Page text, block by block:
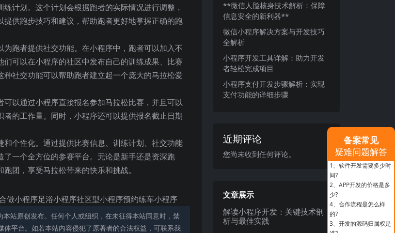
计划。这个计划会根据跑者的实际情况进行调整，
供跑步技巧和建议，帮助跑者更好地掌握正确的跑
跑者提供社交功能。在小程序中，跑者可以加入不
可以在小程序的社区中发布自己的训练成果、比赛
社交功能可以帮助跑者建立起一个庞大的马拉松爱
以通过小程序直接报名参加马拉松比赛，并且可以
的工作量。同时，小程序还可以提供报名截止日期
个性化。通过提供比赛信息、训练计划、社交功能
一个全方位的参赛平台。无论是新手还是资深跑
团，享受马拉松带来的快乐和挑战。
做小程序足浴小程序社区型小程序预约练车小程序
站原创发布。任何个人或组织，在未征得本站同意时，禁
平台。如若本站内容侵犯了原著者的合法权益，可联系我
**微信人脸核身技术解析：保障
信息安全的新利器**
微信小程序解决方案与开发技巧
全解析
小程序开发工具详解：助力开发
者轻松完成项目
小程序支付开发步骤解析：实现
支付功能的详细步骤
近期评论
您尚未收到任何评论。
文章展示
解读小程序开发：关键技术剖
析与最佳实践
备案常见
疑难问题解答
1、 软件开发需要多少时
间?
2、 APP开发的价格是多
少?
4、 合作流程是怎么样
的?
3、 开发的源码归属权是